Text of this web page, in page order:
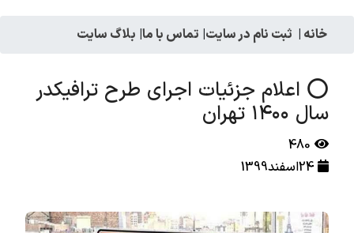
خانه | ثبت نام در سایت| تماس با ما| بلاگ سایت
⭕️ اعلام جزئیات اجرای طرح ترافیکدر
سال ۱۴۰۰ تهران
480
24اسفند1399